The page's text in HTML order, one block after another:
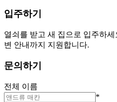
입주하기
열쇠를 받고 새 집으로 입주하
변 안내까지 지원합니다.
문의하기
전체 이름
*